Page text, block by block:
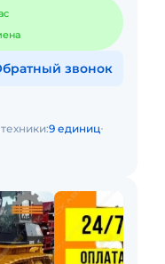
звонок
9 единиц